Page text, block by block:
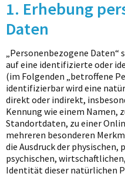
1. Erhebung
Daten
„Personenbezogene
auf eine identifizierte oder
(im Folgenden „betroffene
identifizierbar wird eine
direkt oder indirekt,
Kennung wie einem Namen,
Standortdaten, zu einer
mehreren besonderen
die Ausdruck der
psychischen,
Identität dieser natürlichen